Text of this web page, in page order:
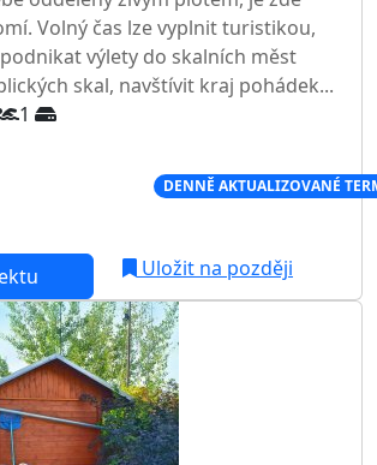
Volný čas lze vyplnit turistikou,
výlety do skalních měst
skal, navštívit kraj pohádek...
1
DENNĚ AKTUALIZOVANÉ
Uložit na později